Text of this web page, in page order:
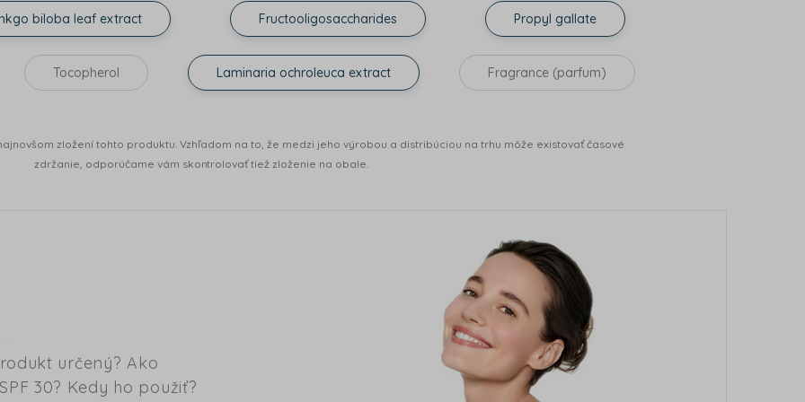
biloba leaf extract Fructooligosaccharides Propyl gallate
Tocopherol Laminaria ochroleuca extract Fragrance (parfum)
zložení tohto produktu. Vzhľadom na to, že medzi jeho výrobou a distribúciou na trhu môže existovať časové
zdržanie, odporúčame vám skontrolovať tiež zloženie na obale.
určený? Ako
30? Kedy ho použiť?